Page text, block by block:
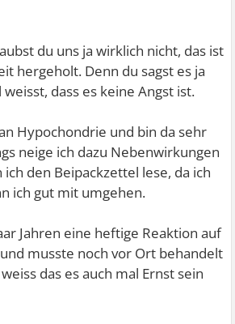
du uns ja wirklich nicht, das ist
hergeholt. Denn du sagst es ja
dass es keine Angst ist.
Hypochondrie und bin da sehr
neige ich dazu Nebenwirkungen
den Beipackzettel lese, da ich
ich gut mit umgehen.
Jahren eine heftige Reaktion auf
musste noch vor Ort behandelt
das es auch mal Ernst sein